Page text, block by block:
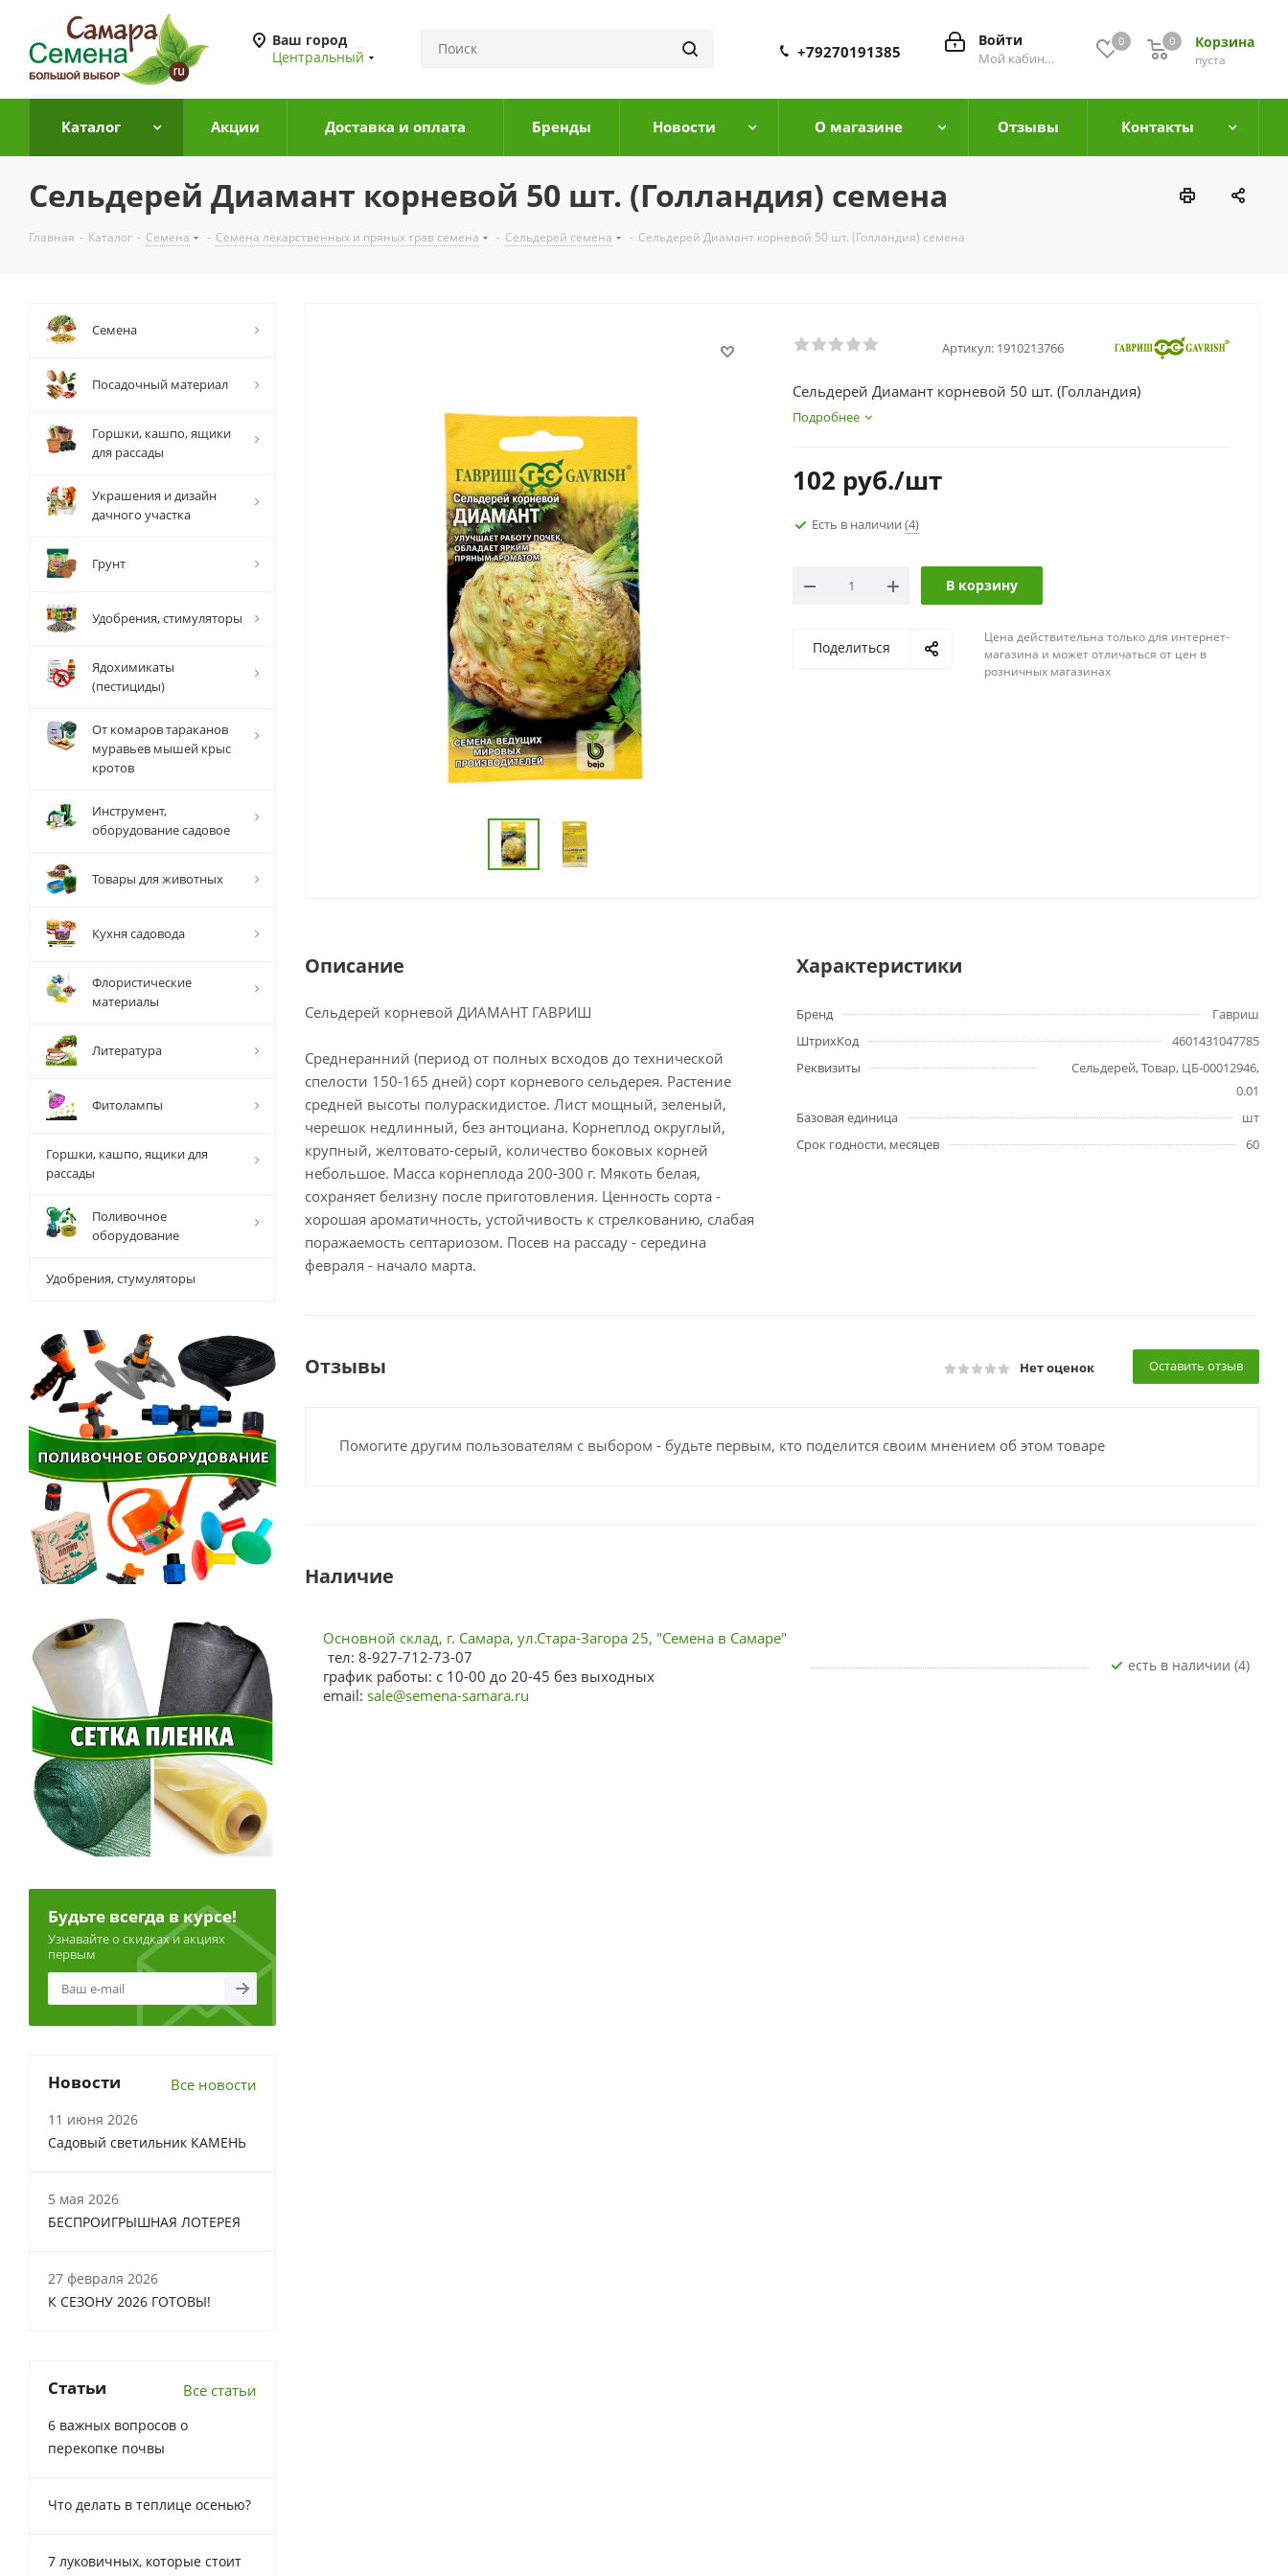
Ваш город
Центральный
0 Корзина
0
пуста
0
Войти
Мой кабинет
+79270191385
Каталог Акции Доставка и оплата Бренды Новости О магазине Отзывы Контакты
Сельдерей Диамант корневой 50 шт. (Голландия) семена
Главная - Каталог - Семена - Семена лекарственных и пряных трав семена - Сельдерей семена - Сельдерей Диамант корневой 50 шт. (Голландия) семена
Артикул: 1910213766
Сельдерей Диамант корневой 50 шт. (Голландия)
Подробнее
102 руб./шт
Есть в наличии (4)
В корзину
Поделиться
Цена действительна только для интернет-
магазина и может отличаться от цен в
розничных магазинах
Описание
Сельдерей корневой ДИАМАНТ ГАВРИШ
Среднеранний (период от полных всходов до технической
спелости 150-165 дней) сорт корневого сельдерея. Растение
средней высоты полураскидистое. Лист мощный, зеленый,
черешок недлинный, без антоциана. Корнеплод округлый,
крупный, желтовато-серый, количество боковых корней
небольшое. Масса корнеплода 200-300 г. Мякоть белая,
сохраняет белизну после приготовления. Ценность сорта -
хорошая ароматичность, устойчивость к стрелкованию, слабая
поражаемость септариозом. Посев на рассаду - середина
февраля - начало марта.
Характеристики
Бренд
Гавриш
ШтрихКод
4601431047785
Реквизиты
Сельдерей, Товар, ЦБ-00012946,
0.01
Базовая единица
шт
Срок годности, месяцев
60
Отзывы Нет оценок Оставить отзыв
Помогите другим пользователям с выбором - будьте первым, кто поделится своим мнением об этом товаре
Наличие
Основной склад, г. Самара, ул.Стара-Загора 25, "Семена в Самаре"
тел: 8-927-712-73-07
график работы: с 10-00 до 20-45 без выходных
email: sale@semena-samara.ru
Есть в наличии (4)
Семена
Посадочный материал
Горшки, кашпо, ящики
для рассады
Украшения и дизайн
дачного участка
Грунт
Удобрения, стимуляторы
Ядохимикаты
(пестициды)
От комаров тараканов
муравьев мышей крыс
кротов
Инструмент,
оборудование садовое
Товары для животных
Кухня садовода
Флористические
материалы
Литература
Фитолампы
Горшки, кашпо, ящики для
рассады
Поливочное
оборудование
Удобрения, стумуляторы
Будьте всегда в курсе!
Узнавайте о скидках и акциях
первым
Новости Все новости
11 июня 2026
Садовый светильник КАМЕНЬ
5 мая 2026
БЕСПРОИГРЫШНАЯ ЛОТЕРЕЯ
27 февраля 2026
К СЕЗОНУ 2026 ГОТОВЫ!
Статьи Все статьи
6 важных вопросов о
перекопке почвы
Что делать в теплице осенью?
7 луковичных, которые стоит